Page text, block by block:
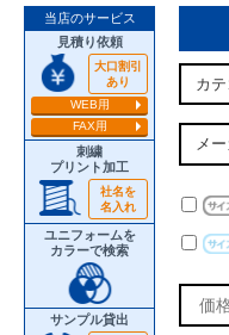
当店のサービス
見積り依頼
大口割引
あり
WEB用
FAX用
刺繍
プリント加工
社名を
名入れ
ユニフォームを
カラーで検索
サンプル貸出